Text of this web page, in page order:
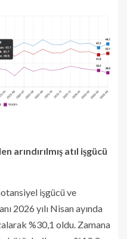
atıl işgücü
işgücü ve
2026 yılı Nisan ayında
%30,1 oldu. Zamana